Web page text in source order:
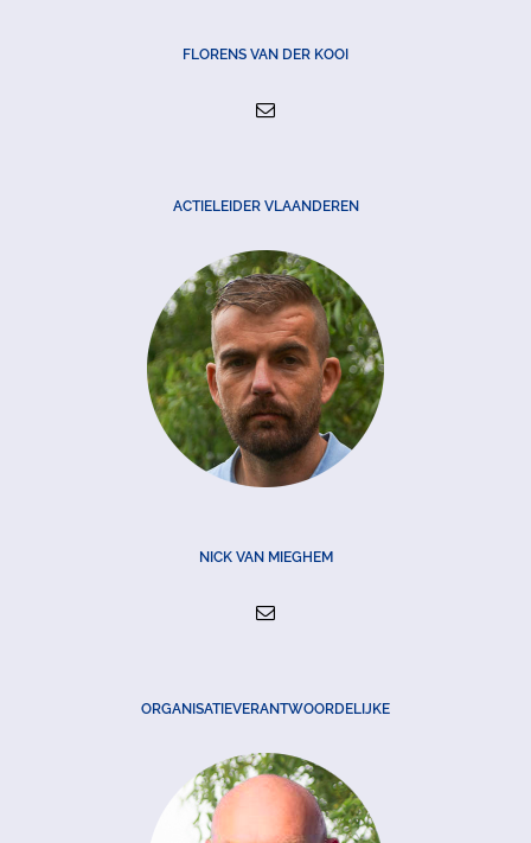
FLORENS VAN DER KOOI
ACTIELEIDER VLAANDEREN
NICK VAN MIEGHEM
ORGANISATIEVERANTWOORDELIJKE